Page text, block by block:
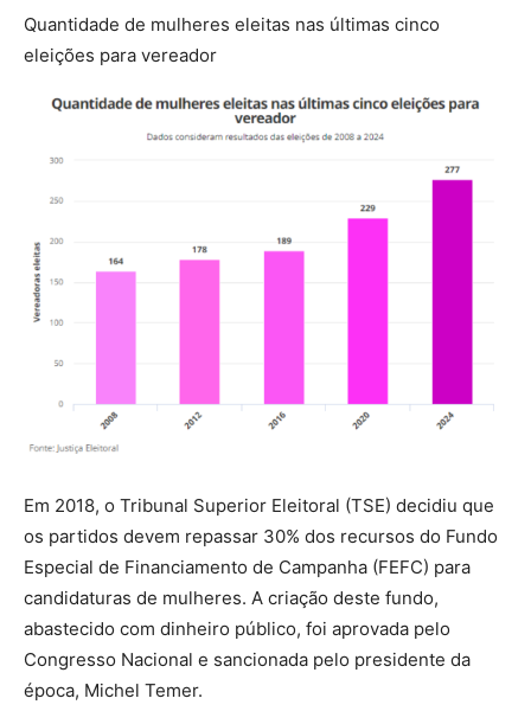
Quantidade de mulheres eleitas nas últimas cinco
eleições para vereador
Em 2018, o Tribunal Superior Eleitoral (TSE) decidiu que
os partidos devem repassar 30% dos recursos do Fundo
Especial de Financiamento de Campanha (FEFC) para
candidaturas de mulheres. A criação deste fundo,
abastecido com dinheiro público, foi aprovada pelo
Congresso Nacional e sancionada pelo presidente da
época, Michel Temer.